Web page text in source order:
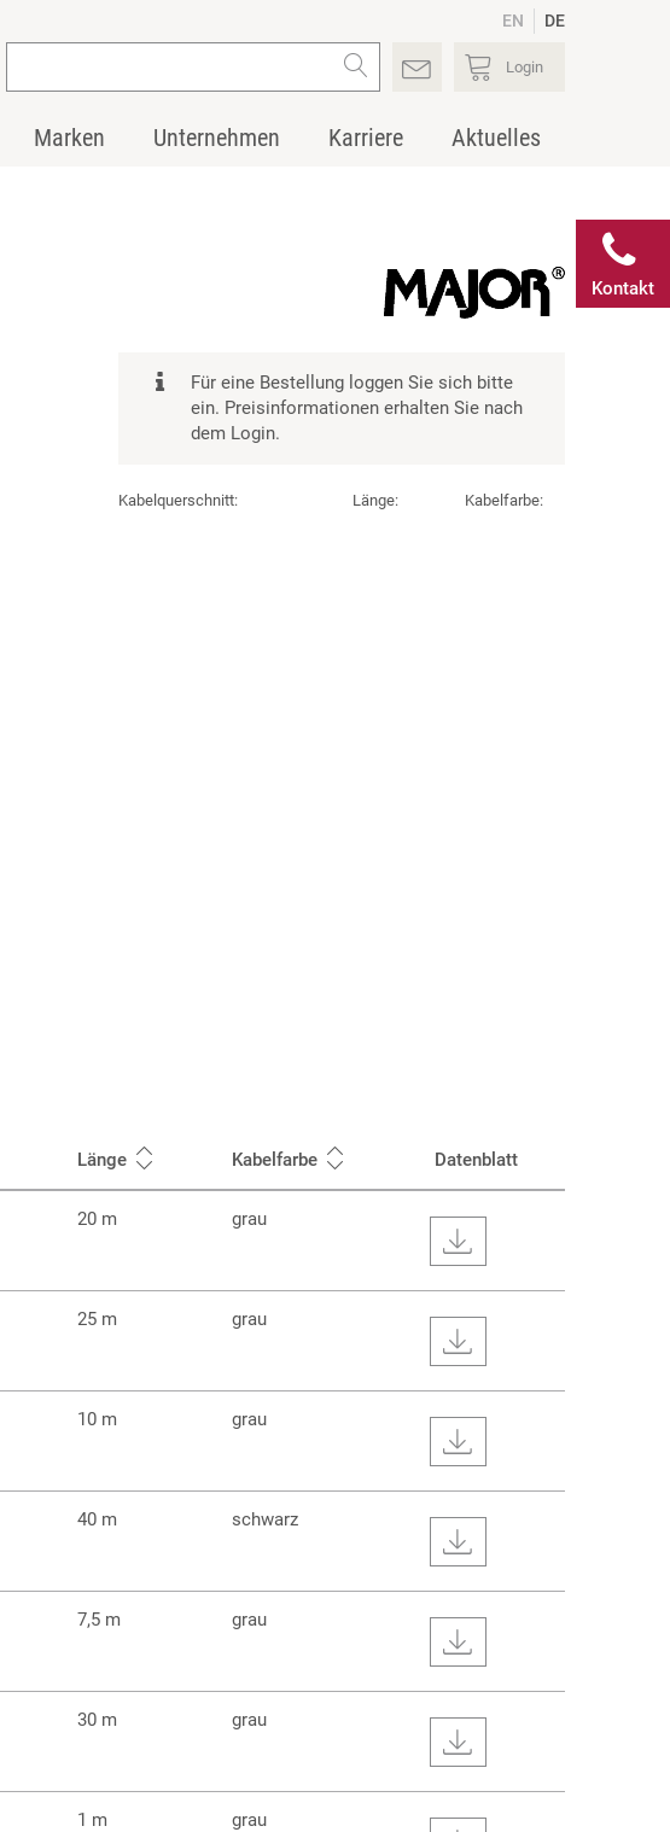
EN DE
Login
Marken Unternehmen Karriere Aktuelles
Kontakt
Für eine Bestellung loggen Sie sich bitte
ein. Preisinformationen erhalten Sie nach
dem Login.
Kabelquerschnitt: Länge: Kabelfarbe:
Länge Kabelfarbe Datenblatt
20 m grau
25 m grau
10 m grau
40 m schwarz
7,5 m grau
30 m grau
1 m grau